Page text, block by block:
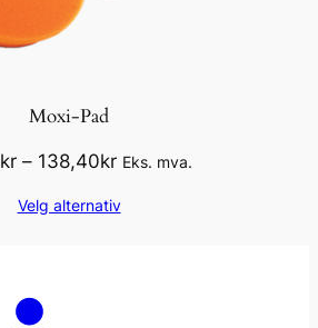
Moxi-Pad
kr – 138,40krPrisområde:
til
Eks. mva.
Velg alternativ